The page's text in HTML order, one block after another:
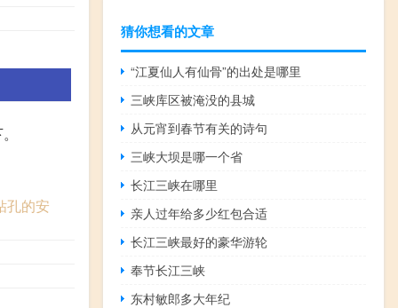
孔的安
猜你想看的文章
“江夏仙人有仙骨”的出处是哪里
三峡库区被淹没的县城
从元宵到春节有关的诗句
三峡大坝是哪一个省
长江三峡在哪里
亲人过年给多少红包合适
长江三峡最好的豪华游轮
奉节长江三峡
东村敏郎多大年纪